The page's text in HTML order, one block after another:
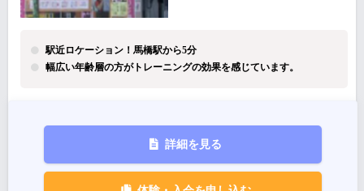
駅近ロケーション！馬橋駅から5分
幅広い年齢層の方がトレーニングの効果を感じています。
詳細を見る